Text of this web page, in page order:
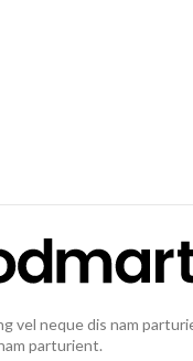
vel neque dis nam
parturient.